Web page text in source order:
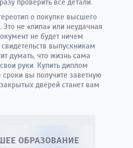
проверить все детали.
о покупке высшего
не «липа» или неудачная
не будет ничем
выпускникам
думать, что жизнь сама
руки. Купить диплом
вы получите заветную
дверей станет вам
ОБРАЗОВАНИЕ